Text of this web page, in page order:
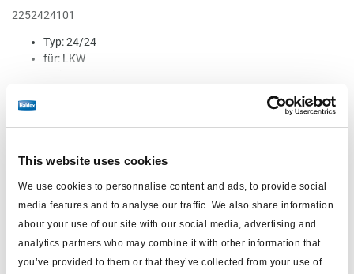
This website uses cookies
We use cookies to personnalise content and ads, to provide social
media features and to analyse our traffic. We also share information
about your use of our site with our social media, advertising and
analytics partners who may combine it with other information that
you’ve provided to them or that they’ve collected from your use of
2252424101
Typ: 24/24
für: LKW
Mehr lesen
Loggen Sie sich ein, um den Bestand zu sehen und zu bestellen.